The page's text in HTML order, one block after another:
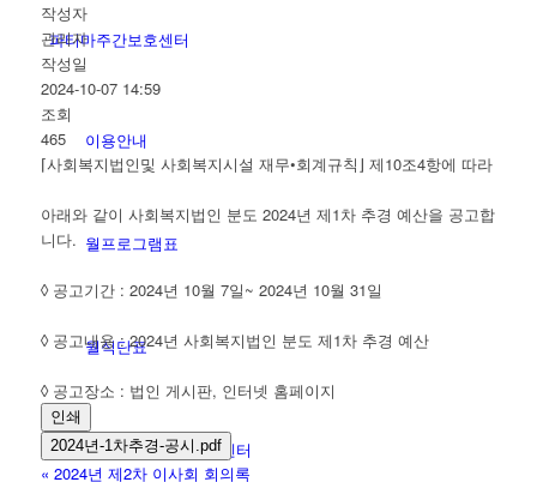
파티마주간보호센터
이용안내
월프로그램표
월식단표
파티마재가노인통합지원센터
작성자
관리자
작성일
2024-10-07 14:59
조회
465
⌈사회복지법인및 사회복지시설 재무•회계규칙⌋ 제10조4항에 따라
아래와 같이 사회복지법인 분도 2024년 제1차 추경 예산을 공고합
니다.
◊ 공고기간 : 2024년 10월 7일~ 2024년 10월 31일
◊ 공고내용 : 2024년 사회복지법인 분도 제1차 추경 예산
◊ 공고장소 : 법인 게시판, 인터넷 홈페이지
인쇄
2024년-1차추경-공시.pdf
« 2024년 제2차 이사회 회의록